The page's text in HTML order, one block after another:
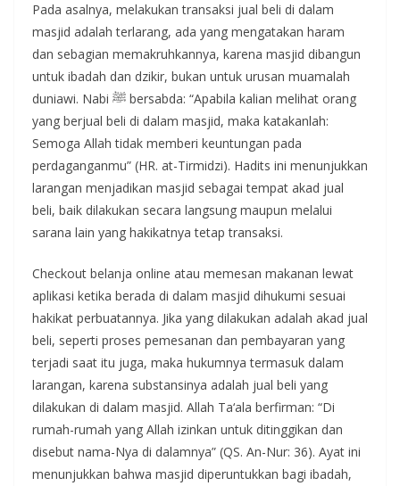
Pada asalnya, melakukan transaksi jual beli di dalam
masjid adalah terlarang, ada yang mengatakan haram
dan sebagian memakruhkannya, karena masjid dibangun
untuk ibadah dan dzikir, bukan untuk urusan muamalah
duniawi. Nabi ﷺ bersabda: “Apabila kalian melihat orang
yang berjual beli di dalam masjid, maka katakanlah:
Semoga Allah tidak memberi keuntungan pada
perdaganganmu” (HR. at-Tirmidzi). Hadits ini menunjukkan
larangan menjadikan masjid sebagai tempat akad jual
beli, baik dilakukan secara langsung maupun melalui
sarana lain yang hakikatnya tetap transaksi.
Checkout belanja online atau memesan makanan lewat
aplikasi ketika berada di dalam masjid dihukumi sesuai
hakikat perbuatannya. Jika yang dilakukan adalah akad jual
beli, seperti proses pemesanan dan pembayaran yang
terjadi saat itu juga, maka hukumnya termasuk dalam
larangan, karena substansinya adalah jual beli yang
dilakukan di dalam masjid. Allah Ta‘ala berfirman: “Di
rumah-rumah yang Allah izinkan untuk ditinggikan dan
disebut nama-Nya di dalamnya” (QS. An-Nur: 36). Ayat ini
menunjukkan bahwa masjid diperuntukkan bagi ibadah,